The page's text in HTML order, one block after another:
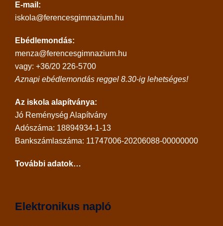
E-mail:
iskola@ferencesgimnazium.hu
Ebédlemondás:
menza@ferencesgimnazium.hu
vagy: +36/20 226-5700
Aznapi ebédlemondás reggel 8.30-ig lehetséges!
Az iskola alapítványa:
Jó Reménység Alapítvány
Adószáma: 18894934-1-13
Bankszámlaszáma: 11747006-20206088-00000000
További adatok…
Elektronikus napló